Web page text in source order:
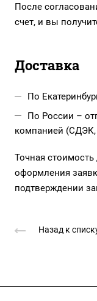
После
счет, и вы
Доставка
По
По России –
компанией (СДЭК,
Точная
оформления
подтверждении
Назад к